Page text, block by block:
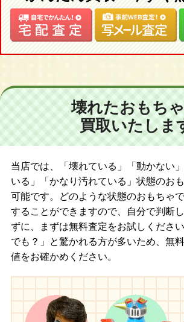
ペガッサ星人
キングジョー
ガッツ星人
帰ってきたウルトラマン DAICONFILM
郷秀樹
郷秀樹 リニューアル
ナックル星人
ウルトラマンA
エースキラー
ウルトラマンタロウ
ウルトラの父
ウルトラマンレオ
マグマ星人
おおとりゲン
ガラモン
カネゴン
カネゴン 招福金色版
ウルトラの母
ウルトラマンキング
特殊部隊
特撮
など、大歓迎しております！
RAHシリーズのことなら、ジョニージョイに
壊れたおもち
買取いたしま
当店では、「壊れている」「動かない
いる」「かなり汚れている」状態のお
可能です。どのような状態のおもちゃ
することができますので、自分で判断
ずに、まずは無料査定をお試しくださ
でも？」と驚かれる方が多いため、無
値をお確かめください。